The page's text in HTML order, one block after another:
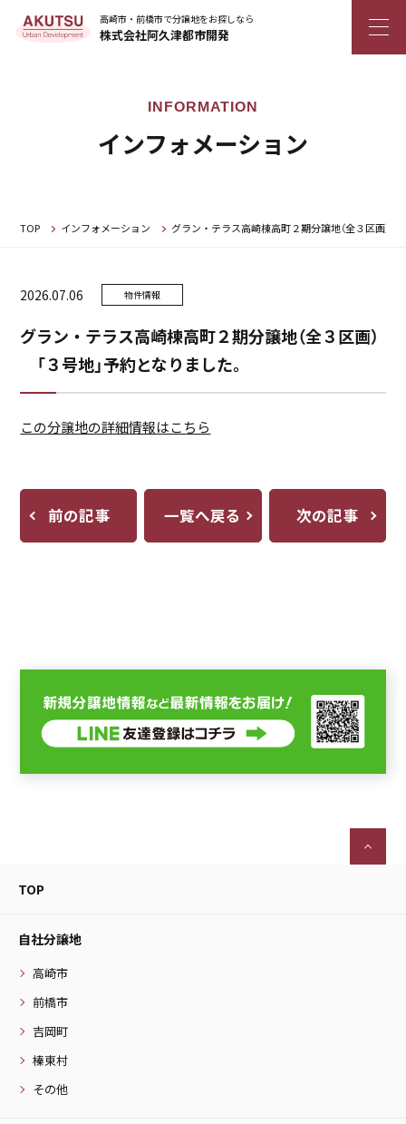
高崎市・前橋市で分譲地をお探しなら
株式会社阿久津都市開発
インフォメーション
TOP インフォメーション グラン・テラス高崎棟高町２期分譲地（全３区画）
2026.07.06 物件情報
グラン・テラス高崎棟高町２期分譲地（全３区画）
「３号地」予約となりました。
この分譲地の詳細情報はこちら
前の記事 一覧へ戻る 次の記事
TOP
自社分譲地
高崎市
前橋市
吉岡町
榛東村
その他